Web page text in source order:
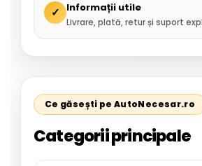
✓ Informații utile
Livrare, plată, retur și suport
Ce găsești pe AutoNecesar.ro
Categorii principale